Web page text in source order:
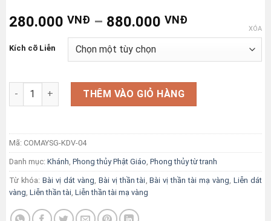
280.000 VNĐ – 880.000 VNĐ
Kích cỡ Liễn
XÓA
Liễn Thần Tài dát vàng nền xanh ngọc số lượng
THÊM VÀO GIỎ HÀNG
Mã: COMAYSG-KDV-04
Danh mục: Khánh Phong thủy Phật Giáo Phong thủy từ tranh
Từ khóa: Bài vị dát vàng Bài vị thần tài ,Bài vị thần tài mạ vàng ,Liễn dát
vàng Liễn thần tài Liễn thần tài mạ vàng